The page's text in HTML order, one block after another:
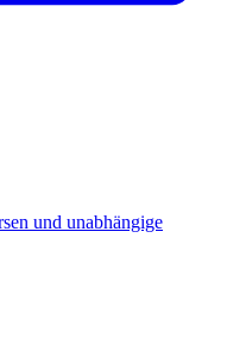
und unabhängige